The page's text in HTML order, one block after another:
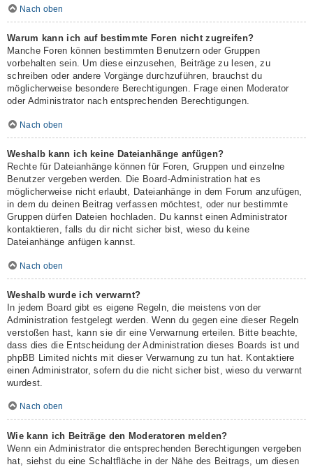
Nach oben
Warum kann ich auf bestimmte Foren nicht zugreifen?
Manche Foren können bestimmten Benutzern oder Gruppen
vorbehalten sein. Um diese einzusehen, Beiträge zu lesen, zu
schreiben oder andere Vorgänge durchzuführen, brauchst du
möglicherweise besondere Berechtigungen. Frage einen Moderator
oder Administrator nach entsprechenden Berechtigungen.
Nach oben
Weshalb kann ich keine Dateianhänge anfügen?
Rechte für Dateianhänge können für Foren, Gruppen und einzelne
Benutzer vergeben werden. Die Board-Administration hat es
möglicherweise nicht erlaubt, Dateianhänge in dem Forum anzufügen,
in dem du deinen Beitrag verfassen möchtest, oder nur bestimmte
Gruppen dürfen Dateien hochladen. Du kannst einen Administrator
kontaktieren, falls du dir nicht sicher bist, wieso du keine
Dateianhänge anfügen kannst.
Nach oben
Weshalb wurde ich verwarnt?
In jedem Board gibt es eigene Regeln, die meistens von der
Administration festgelegt werden. Wenn du gegen eine dieser Regeln
verstoßen hast, kann sie dir eine Verwarnung erteilen. Bitte beachte,
dass dies die Entscheidung der Administration dieses Boards ist und
phpBB Limited nichts mit dieser Verwarnung zu tun hat. Kontaktiere
einen Administrator, sofern du die nicht sicher bist, wieso du verwarnt
wurdest.
Nach oben
Wie kann ich Beiträge den Moderatoren melden?
Wenn ein Administrator die entsprechenden Berechtigungen vergeben
hat, siehst du eine Schaltfläche in der Nähe des Beitrags, um diesen